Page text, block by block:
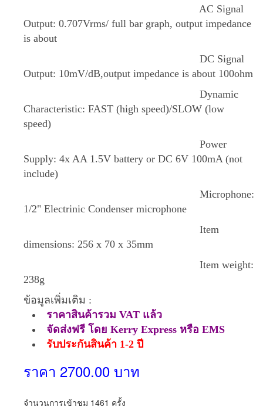
AC Signal
Output: 0.707Vrms/ full bar graph, output impedance
is about
DC Signal
Output: 10mV/dB,output impedance is about 100ohm
Dynamic
Characteristic: FAST (high speed)/SLOW (low
speed)
Power
Supply: 4x AA 1.5V battery or DC 6V 100mA (not
include)
Microphone:
1/2" Electrinic Condenser microphone
Item
dimensions: 256 x 70 x 35mm
Item weight:
238g
ข้อมูลเพิ่มเติม :
ราคาสินค้ารวม VAT แล้ว
จัดส่งฟรี โดย Kerry Express หรือ EMS
รับประกันสินค้า 1-2 ปี
ราคา 2700.00 บาท
จำนวนการเข้าชม 1461 ครั้ง